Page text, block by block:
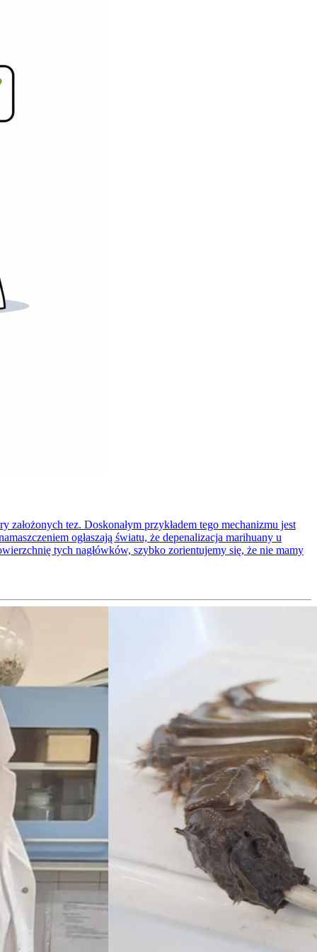
tez. Doskonałym przykładem tego mechanizmu jest
ogłaszają światu, że depenalizacja marihuany u
tych nagłówków, szybko zorientujemy się, że nie mamy